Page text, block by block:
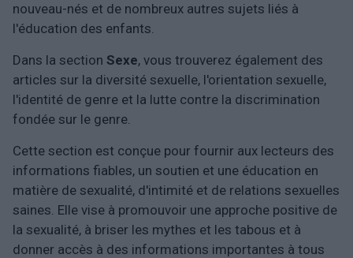
nouveau-nés et de nombreux autres sujets liés à
l'éducation des enfants.
Dans la section Sexe, vous trouverez également des
articles sur la diversité sexuelle, l'orientation sexuelle,
l'identité de genre et la lutte contre la discrimination
fondée sur le genre.
Cette section est conçue pour fournir aux lecteurs des
informations fiables, un soutien et une éducation en
matière de sexualité, d'intimité et de relations sexuelles
saines. Elle vise à promouvoir une approche positive de
la sexualité, à briser les mythes et les tabous et à
donner accès à des informations importantes à tous